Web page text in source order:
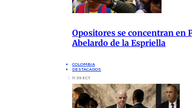
Opositores se concentran en
Abelardo de la Espriella
COLOMBIA
DESTACADOS
11:39 ECT